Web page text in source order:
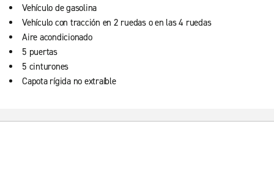
Vehículo de gasolina
Vehículo con tracción en 2 ruedas o en las 4 ruedas
Aire acondicionado
5 puertas
5 cinturones
Capota rígida no extraíble